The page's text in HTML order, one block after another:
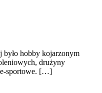
hobby kojarzonym
drużyny
e-sportowe. […]